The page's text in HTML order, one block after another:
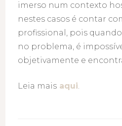
imerso num contexto
nestes casos é contar
profissional, pois
no problema, é
objetivamente e
Leia mais aqui.